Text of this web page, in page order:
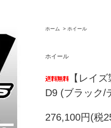
ホーム > ホイール
ホイール
【レイ
D9 (ブラック/
276,100円(税